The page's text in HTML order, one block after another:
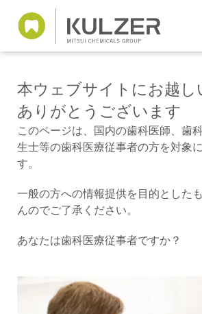
本ウェブサイトにお越し
ありがとうございます
このページは、国内の歯科医師、歯
生士等の歯科医療従事者の方を対象
す。
一般の方への情報提供を目的とした
んのでご了承ください。
あなたは歯科医療従事者ですか？